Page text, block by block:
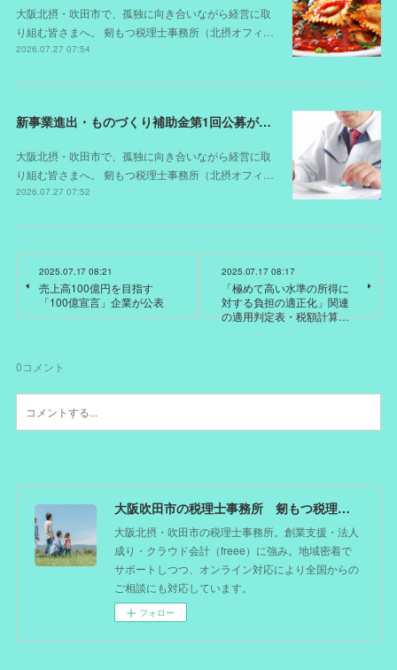
大阪北摂・吹田市で、孤独に向き合いながら経営に取
り組む皆さまへ。 剱もつ税理士事務所（北摂オフィ…
2026.07.27 07:54
新事業進出・ものづくり補助金第1回公募が開始されました（スケジュールが変更されました）
大阪北摂・吹田市で、孤独に向き合いながら経営に取
り組む皆さまへ。 剱もつ税理士事務所（北摂オフィ…
2026.07.27 07:52
2025.07.17 08:21
売上高100億円を目指す
「100億宣言」企業が公表
2025.07.17 08:17
「極めて高い水準の所得に
対する負担の適正化」関連
の適用判定表・税額計算…
0コメント
大阪吹田市の税理士事務所 剱もつ税理士（北摂オフィス）―かつてdoctorを目指した税理士が企業のホームドクターとしてあなたの事業をサポート。税理士が直接担当する『かかりつけ税理士』
大阪北摂・吹田市の税理士事務所。創業支援・法人
成り・クラウド会計（freee）に強み。地域密着で
サポートしつつ、オンライン対応により全国からの
ご相談にも対応しています。
フォロー